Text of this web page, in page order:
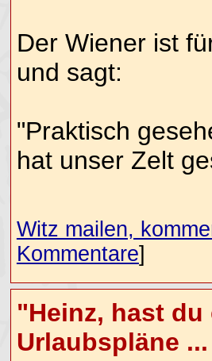
Der Wiener ist
und sagt:
"Praktisch
hat unser Zelt
Witz mailen,
Kommentare]
"Heinz, hast
Urlaubspläne ...